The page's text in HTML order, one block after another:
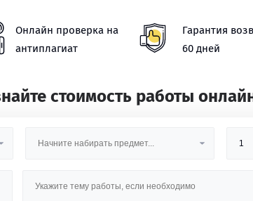
Онлайн проверка на
антиплагиат
Гарантия
60 дней
стоимость работы